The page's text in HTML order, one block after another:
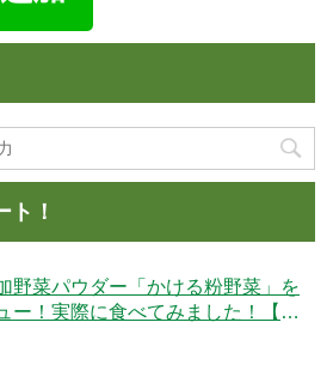
ト！
野菜パウダー「かける粉野菜」を
ー！実際に食べてみました！【ベ